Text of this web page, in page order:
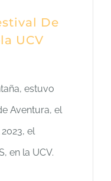
De
UCV
estuvo
Aventura, el
el
en la UCV.